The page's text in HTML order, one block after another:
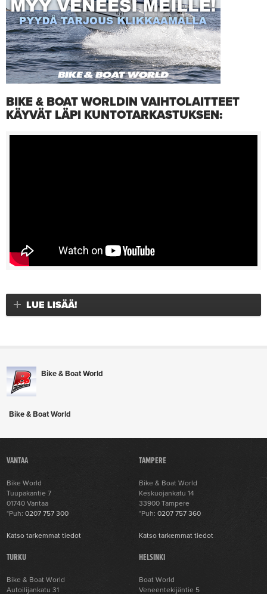
BIKE & BOAT WORLDIN VAIHTOLAITTEET
KÄYVÄT LÄPI KUNTOTARKASTUKSEN:
LUE LISÄÄ!
Bike & Boat World
Bike & Boat World
VANTAA
Bike World
Tuupakantie 7
01740 Vantaa
*Puh:0207 757 300
Katso tarkemmat tiedot
TAMPERE
Bike & Boat World
Keskuojankatu 14
33900 Tampere
*Puh:0207 757 360
Katso tarkemmat tiedot
TURKU
Bike & Boat World
Autoilijankatu 31
HELSINKI
Boat World
Veneentekijäntie 5